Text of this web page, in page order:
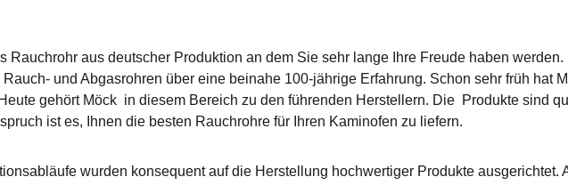
Rauchrohr aus deutscher Produktion an dem Sie sehr lange Ihre Freude haben werden.
und Abgasrohren über eine beinahe 100-jährige Erfahrung. Schon sehr früh hat
gehört Möck in diesem Bereich zu den führenden Herstellern. Die Produkte sind
ist es, Ihnen die besten Rauchrohre für Ihren Kaminofen zu liefern.
wurden konsequent auf die Herstellung hochwertiger Produkte